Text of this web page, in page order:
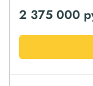
2 375 000